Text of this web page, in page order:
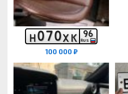
Н070ХК 96
RUS
100 000 ₽